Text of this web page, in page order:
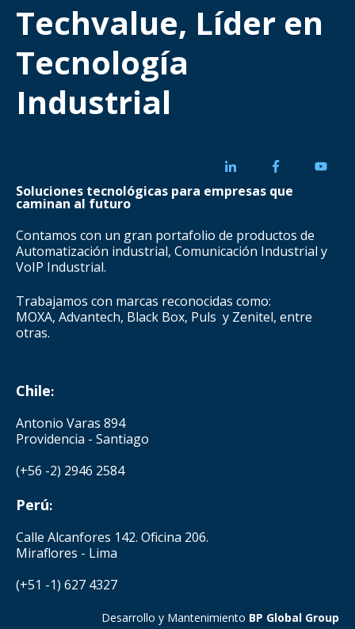
Techvalue, Líder en
Tecnología
Industrial
Soluciones tecnológicas para empresas que
caminan al futuro
Contamos con un gran portafolio de productos de
Automatización industrial, Comunicación Industrial y
VoIP Industrial.
Trabajamos con marcas reconocidas como:
MOXA, Advantech, Black Box, Puls y Zenitel, entre
otras.
Chile:
Antonio Varas 894
Providencia - Santiago
(+56 -2) 2946 2584
Perú:
Calle Alcanfores 142. Oficina 206.
Miraflores - Lima
(+51 -1) 627 4327
Desarrollo y Mantenimiento BP Global Group